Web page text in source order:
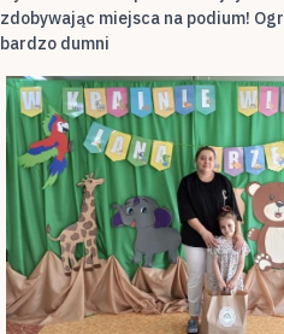
zdobywając miejsca na podium!
bardzo dumni